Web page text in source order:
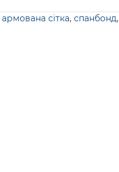
армована сітка, спанбонд,